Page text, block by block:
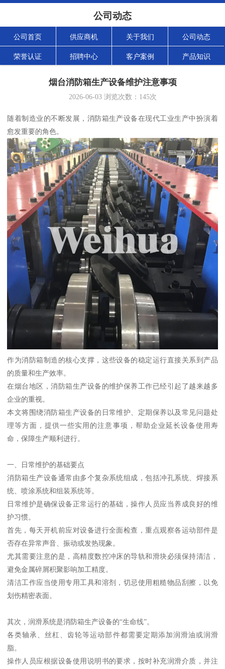
公司动态
公司首页 供应商机 关于我们 公司动态
荣誉认证 招聘中心 客户案例 产品知识
烟台消防箱生产设备维护注意事项
2026-06-03浏览次数： 145次
随着制造业的不断发展，消防箱生产设备在现代工业生产中扮演着
愈发重要的角色。
作为消防箱制造的核心支撑，这些设备的稳定运行直接关系到产品
的质量和生产效率。
在烟台地区，消防箱生产设备的维护保养工作已经引起了越来越多
企业的重视。
本文将围绕消防箱生产设备的日常维护、定期保养以及常见问题处
理等方面，提供一些实用的注意事项，帮助企业延长设备使用寿
命，保障生产顺利进行。
一、日常维护的基础要点
消防箱生产设备通常由多个复杂系统组成，包括冲孔系统、焊接系
统、喷涂系统和组装系统等。
日常维护是确保设备正常运行的基础，操作人员应当养成良好的维
护习惯。
首先，每天开机前应对设备进行全面检查，重点观察各运动部件是
否存在异常声音、振动或发热现象。
尤其需要注意的是，高精度数控冲床的导轨和滑块必须保持清洁，
避免金属碎屑积聚影响加工精度。
清洁工作应当使用专用工具和溶剂，切忌使用粗糙物品刮擦，以免
划伤精密表面。
其次，润滑系统是消防箱生产设备的“生命线”。
各类轴承、丝杠、齿轮等运动部件都需要定期添加润滑油或润滑
脂。
操作人员应根据设备使用说明书的要求，按时补充润滑介质，并注